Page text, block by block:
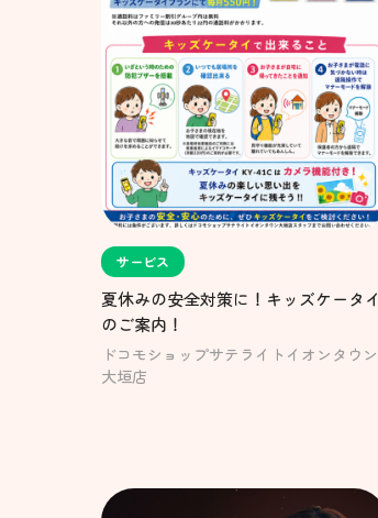
サービス
夏休みの安全対策に！キッズケータイ
のご案内！
ドコモショップサテライトイオンタウン
大垣店